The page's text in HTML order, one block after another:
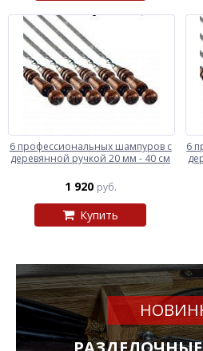
6 профессиональных шампуров с
деревянной ручкой 20 мм - 40 см
1 920 руб.
Купить
6